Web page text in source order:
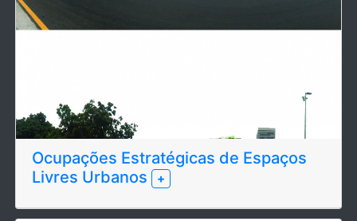
Ocupações Estratégicas de Espaços
Livres Urbanos
+